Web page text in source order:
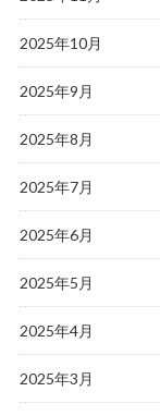
2025年10月
2025年9月
2025年8月
2025年7月
2025年6月
2025年5月
2025年4月
2025年3月